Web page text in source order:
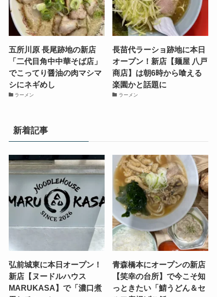
五所川原 長尾跡地の新店
「二代目角中中華そば店」
でこってり醤油の肉マシマ
シにネギめし
ラーメン
長苗代ラーショ跡地に本日
オープン！新店【麺屋 八戸
商店】は朝6時から喰える
楽園かと話題に
ラーメン
新着記事
弘前城東に本日オープン！
新店【ヌードルハウス
MARUKASA】で「濃口煮
青森橋本にオープンの新店
【笑幸の台所】で今こそ知
っときたい「鯖うどん＆セ